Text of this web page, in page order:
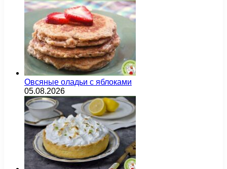
Овсяные оладьи с яблоками
05.08.2026